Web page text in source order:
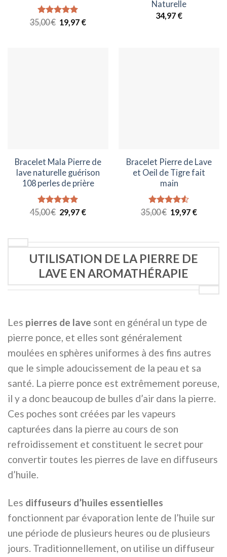
Note 5.00
35,00€ Le
prix
19,97 €Le
Naturelle
34,97 €
Bracelet Mala Pierre de
lave naturelle guérison
108 perles de prière
Note 5.00
45,00€ Le
prix
29,97 €Le
Bracelet Pierre de Lave
et Oeil de Tigre fait
main
Note 4.50
35,00€ Le
prix
19,97 €Le
UTILISATION DE LA PIERRE DE
LAVE EN AROMATHÉRAPIE
Les pierres de lave sont en général un type de
pierre ponce, et elles sont généralement
moulées en sphères uniformes à des fins autres
que le simple adoucissement de la peau et sa
santé. La pierre ponce est extrêmement poreuse,
il y a donc beaucoup de bulles d’air dans la pierre.
Ces poches sont créées par les vapeurs
capturées dans la pierre au cours de son
refroidissement et constituent le secret pour
convertir toutes les pierres de lave en diffuseurs
d’huile.
Les diffuseurs d’huiles essentielles
fonctionnent par évaporation lente de l’huile sur
une période de plusieurs heures ou de plusieurs
jours. Traditionnellement, on utilise un diffuseur